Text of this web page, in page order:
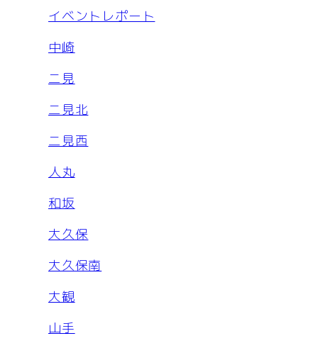
イベントレポート
中崎
二見
二見北
二見西
人丸
和坂
大久保
大久保南
大観
山手